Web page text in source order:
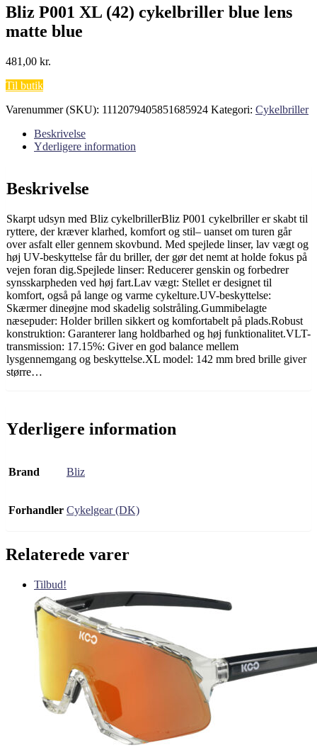
Bliz P001 XL (42) cykelbriller blue lens
matte blue
481,00 kr.
Til butik
Varenummer (SKU): 1112079405851685924 Kategori: Cykelbriller
Beskrivelse
Yderligere information
Beskrivelse
Skarpt udsyn med Bliz cykelbrillerBliz P001 cykelbriller er skabt til
ryttere, der kræver klarhed, komfort og stil– uanset om turen går
over asfalt eller gennem skovbund. Med spejlede linser, lav vægt og
høj UV-beskyttelse får du briller, der gør det nemt at holde fokus på
vejen foran dig.Spejlede linser: Reducerer genskin og forbedrer
synsskarpheden ved høj fart.Lav vægt: Stellet er designet til
komfort, også på lange og varme cykelture.UV-beskyttelse:
Skærmer dineøjne mod skadelig solstråling.Gummibelagte
næsepuder: Holder brillen sikkert og komfortabelt på plads.Robust
konstruktion: Garanterer lang holdbarhed og høj funktionalitet.VLT-
transmission: 17.15%: Giver en god balance mellem
lysgennemgang og beskyttelse.XL model: 142 mm bred brille giver
større…
Yderligere information
Brand Bliz
Forhandler Cykelgear (DK)
Relaterede varer
Tilbud!